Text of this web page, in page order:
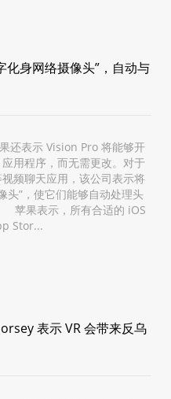
身网络摄像头”，自动与
还表示 Vision Pro 将能够开
用程序，而无需更改。对于
频聊天应用，该公司表示将
头”，使它们能够自动处理头
苹果表示，所有合适的 iOS
Stor...
表示 VR 会带来反乌